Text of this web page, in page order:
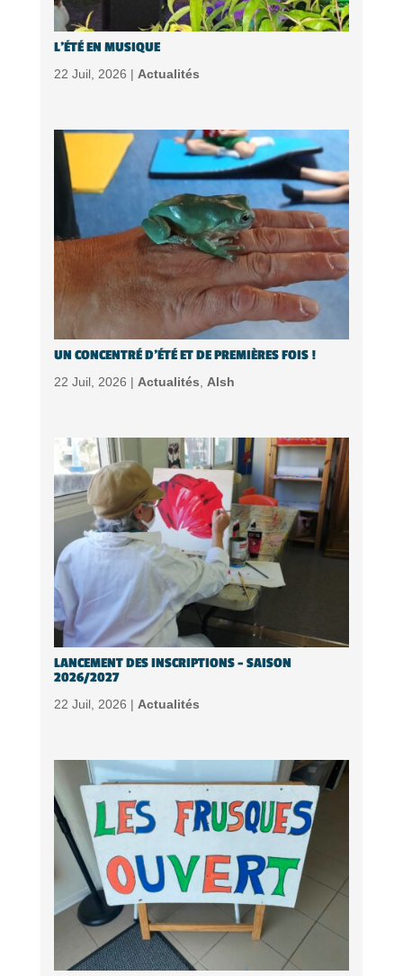
L’ÉTÉ EN MUSIQUE
22 Juil, 2026 | Actualités
UN CONCENTRÉ D’ÉTÉ ET DE PREMIÈRES FOIS !
22 Juil, 2026 | Actualités Alsh
LANCEMENT DES INSCRIPTIONS – SAISON
2026/2027
22 Juil, 2026 | Actualités